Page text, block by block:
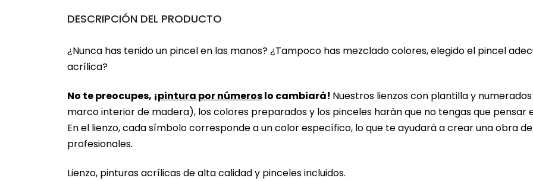
DESCRIPCIÓN DEL PRODUCTO
¿Nunca has tenido un pincel en las manos? ¿Tampoco has mezclado colores, elegido el pincel
acrílica?
No te preocupes, ¡pintura por númeroslo cambiará! Nuestros lienzos con plantilla y
marco interior de madera), los colores preparados y los pinceles harán que no tengas que pensar
En el lienzo, cada símbolo corresponde a un color específico, lo que te ayudará a crear una obra
profesionales.
Lienzo, pinturas acrílicas de alta calidad y pinceles incluidos.